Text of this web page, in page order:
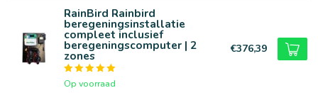
RainBird Rainbird
beregeningsinstallatie
compleet inclusief
beregeningscomputer | 2
zones
Op voorraad
€376,39